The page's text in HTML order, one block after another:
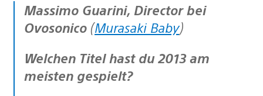
Massimo Guarini, Director bei
Ovosonico (Murasaki Baby)
Welchen Titel hast du 2013 am
meisten gespielt?